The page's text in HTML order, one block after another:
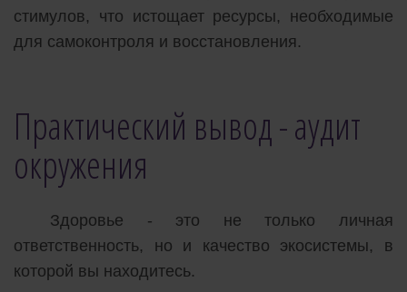
стимулов, что истощает ресурсы, необходимые
для самоконтроля и восстановления.
Практический вывод - аудит
окружения
Здоровье - это не только личная
ответственность, но и качество экосистемы, в
которой вы находитесь.